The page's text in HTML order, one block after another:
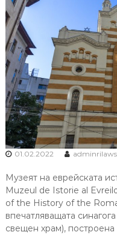
01.02.2022 adminrilaws
Музеят на еврейската
Muzeul de Istorie al
of the History of the
впечатляващата
свещен храм),